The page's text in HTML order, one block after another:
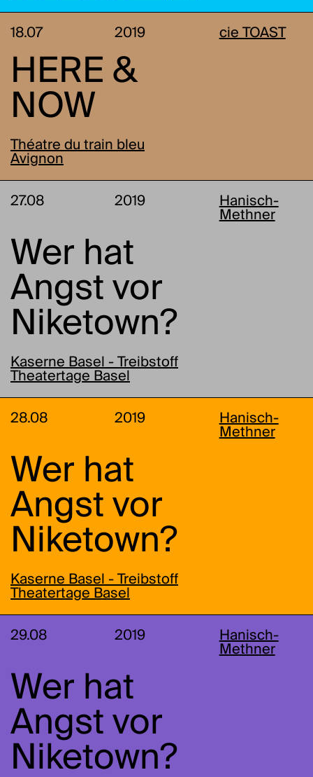
18.07 2019 cie TOAST
HERE &
NOW
Théatre du train bleu
Avignon
27.08 2019
Hanisch-
Methner
Wer hat
Angst vor
Niketown?
Kaserne Basel - Treibstoff
Theatertage Basel
28.08 2019
Hanisch-
Methner
Wer hat
Angst vor
Niketown?
Kaserne Basel - Treibstoff
Theatertage Basel
29.08 2019
Hanisch-
Methner
Wer hat
Angst vor
Niketown?